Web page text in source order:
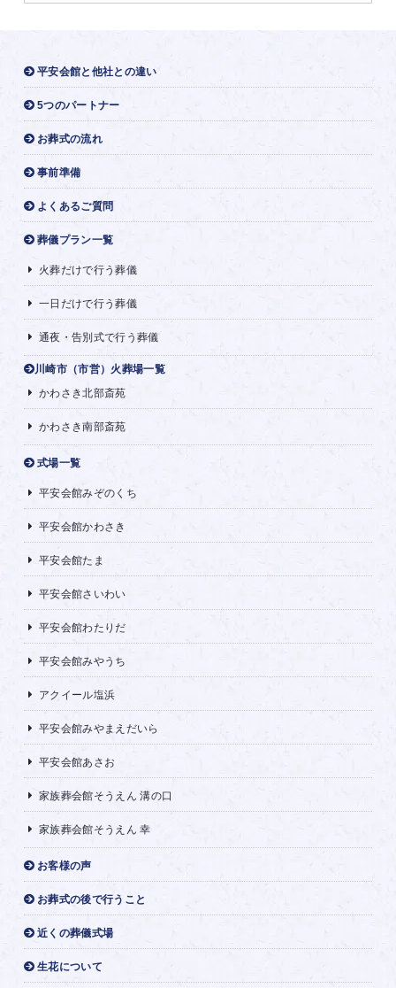
平安会館と他社との違い
5つのパートナー
お葬式の流れ
事前準備
よくあるご質問
葬儀プラン一覧
火葬だけで行う葬儀
一日だけで行う葬儀
通夜・告別式で行う葬儀
川崎市（市営）火葬場一覧
かわさき北部斎苑
かわさき南部斎苑
式場一覧
平安会館みぞのくち
平安会館かわさき
平安会館たま
平安会館さいわい
平安会館わたりだ
平安会館みやうち
アクイール塩浜
平安会館みやまえだいら
平安会館あさお
家族葬会館そうえん 溝の口
家族葬会館そうえん 幸
お客様の声
お葬式の後で行うこと
近くの葬儀式場
生花について